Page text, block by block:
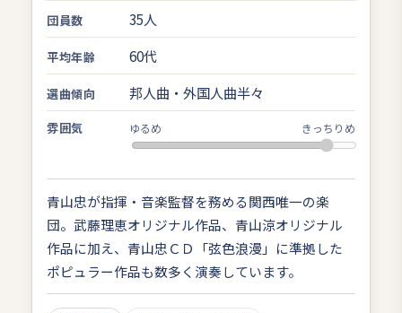
団員数 35人
平均年齢 60代
選曲傾向 邦人曲・外国人曲半々
雰囲気 ゆるめ きっちりめ
青山忠が指揮・音楽監督を務める関西唯一の楽
団。武藤理恵オリジナル作品、青山涼オリジナル
作品に加え、青山忠ＣＤ「弦色浪漫」に準拠した
ポピュラー作品も数多く演奏しています。